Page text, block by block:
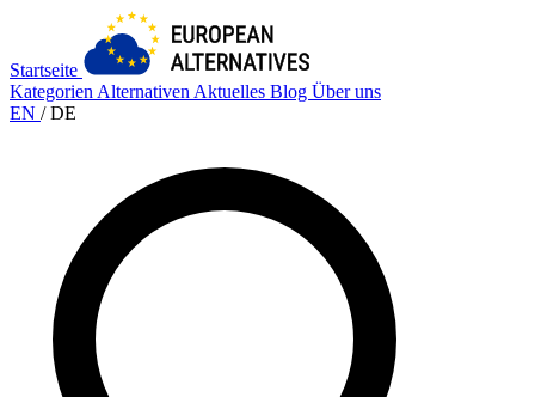
Startseite
Kategorien Alternativen Aktuelles Blog Über uns
EN / DE